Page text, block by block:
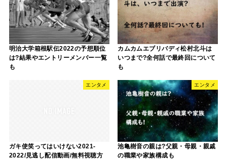
明治大学箱根駅伝2022の予想順位
は?結果やエントリーメンバー一覧
も
カムカムエブリバディ松村北斗は
いつまで?全何話で最終回について
も
エンタメ
ガキ使笑ってはいけない2021-
2022/見逃し配信動画/無料視聴方
エンタメ
池亀樹音の親は?父親・母親・親戚
の職業や家族構成も